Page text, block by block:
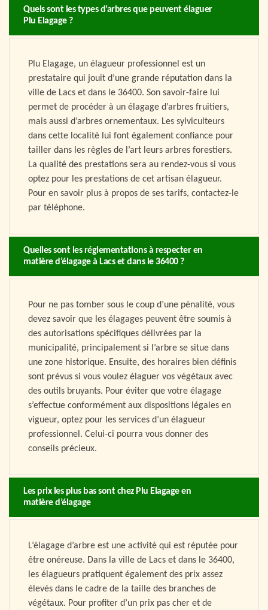
Quels sont les types d’arbres que peuvent élaguer
Plu Elagage ?
Plu Elagage, un élagueur professionnel est un
prestataire qui jouit d’une grande réputation dans la
ville de Lacs et dans le 36400. Son savoir-faire lui
permet de procéder à un élagage d’arbres fruitiers,
mais aussi d’arbres ornementaux. Les sylviculteurs
dans cette localité lui font également confiance pour
tailler dans les règles de l’art leurs arbres forestiers.
La qualité des prestations sera au rendez-vous si vous
optez pour les prestations de cet artisan élagueur.
Pour en savoir plus à propos de ses tarifs, contactez-le
par téléphone.
Quelles sont les réglementations à respecter en
matière d’élagage à Lacs et dans le 36400 ?
Pour ne pas tomber sous le coup d’une pénalité, vous
devez savoir que les élagages peuvent être soumis à
des autorisations spécifiques délivrées par la
municipalité, principalement si l’arbre se situe dans
une zone historique. Ensuite, des horaires bien définis
sont prévus si vous voulez élaguer vos végétaux avec
des outils bruyants. Pour éviter que votre élagage
s’effectue conformément aux dispositions légales en
vigueur, optez pour les services d’un élagueur
professionnel. Celui-ci pourra vous donner des
conseils précieux.
Les prix les plus bas sont chez Plu Elagage en
matière d’élagage
L’élagage d’arbre est une activité qui est réputée pour
être onéreuse. Dans la ville de Lacs et dans le 36400,
les élagueurs pratiquent également des prix assez
élevés dans le cadre de la taille des branches de
végétaux. Pour profiter d’un prix pas cher et de